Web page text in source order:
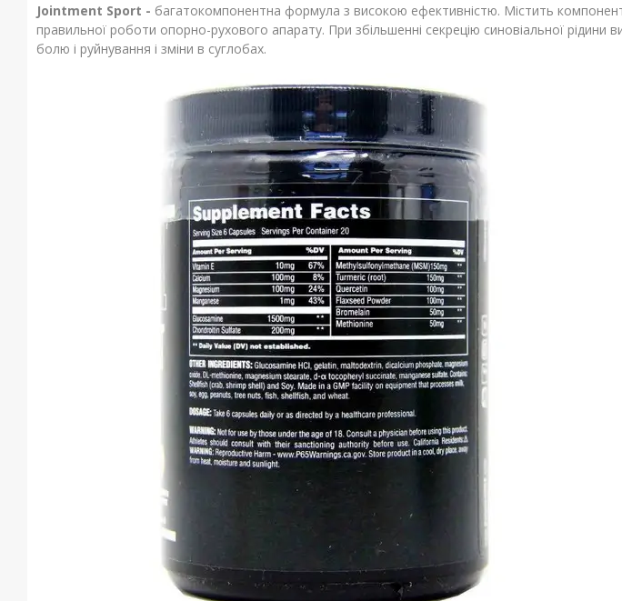
Jointment Sport - багатокомпонентна формула з високою ефективністю. Містить
правильної роботи опорно-рухового апарату. При збільшенні секрецію синовіальної рідини
болю і руйнування і зміни в суглобах.